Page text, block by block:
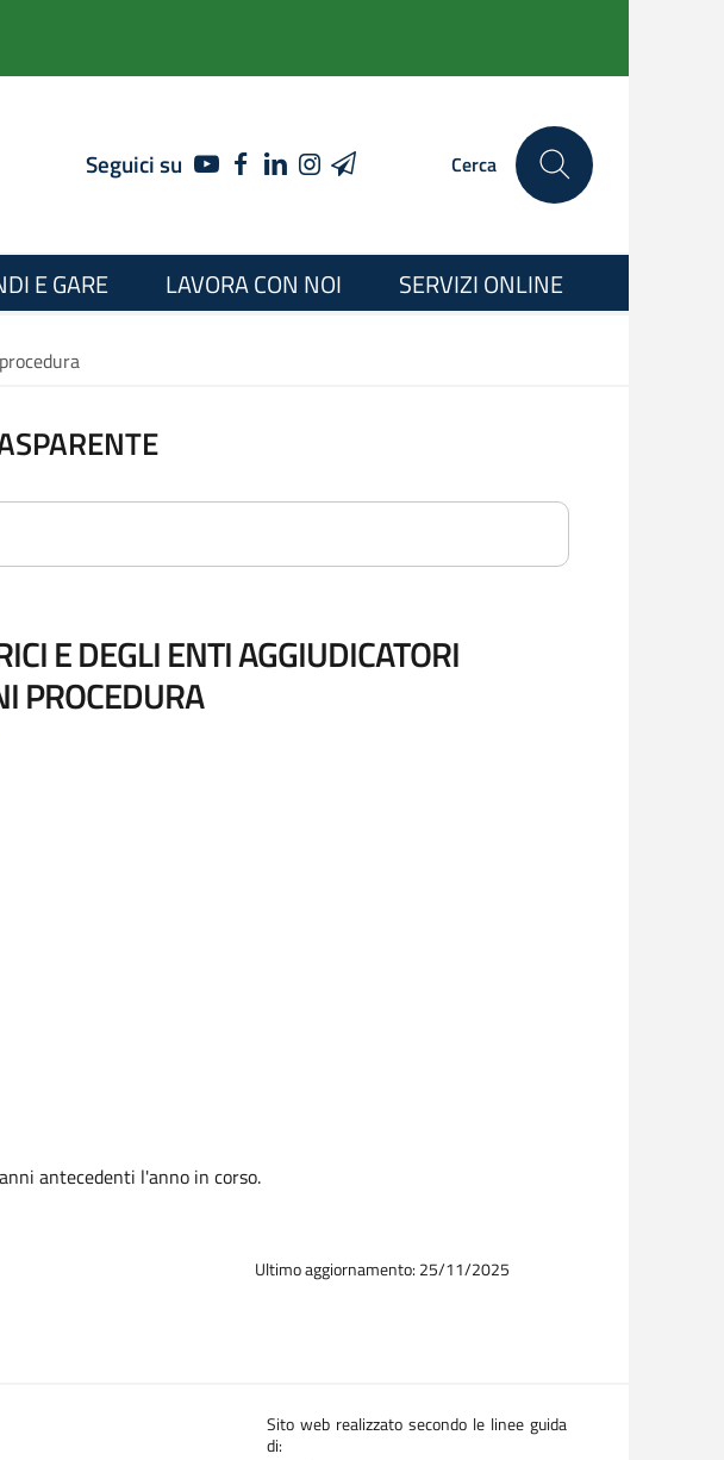
Seguici su YOUTUBEFACEBOOK
LINKEDIN
INSTAGRAM
TELEGRAM Cerca
E GARE LAVORA CON NOI SERVIZI ONLINE
E DEGLI ENTI AGGIUDICATORI
PROCEDURA
antecedenti l'anno in corso.
Ultimo aggiornamento: 25/11/2025
Sito web realizzato secondo le linee guida
di: